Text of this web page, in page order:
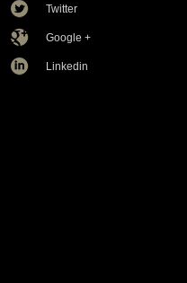
Twitter
Google +
Linkedin